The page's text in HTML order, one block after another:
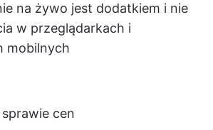
na żywo jest dodatkiem i nie
w przeglądarkach i
mobilnych
cen